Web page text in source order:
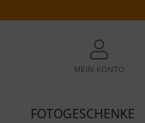
MEIN KONTO
FOTOGESCHENKE